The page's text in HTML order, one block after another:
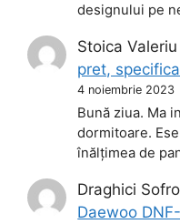
designului pe
Stoica Valeriu
pret,
4 noiembrie 2023
Bună ziua. Ma
dormitoare.
înălțimea de
Draghici
Daewoo